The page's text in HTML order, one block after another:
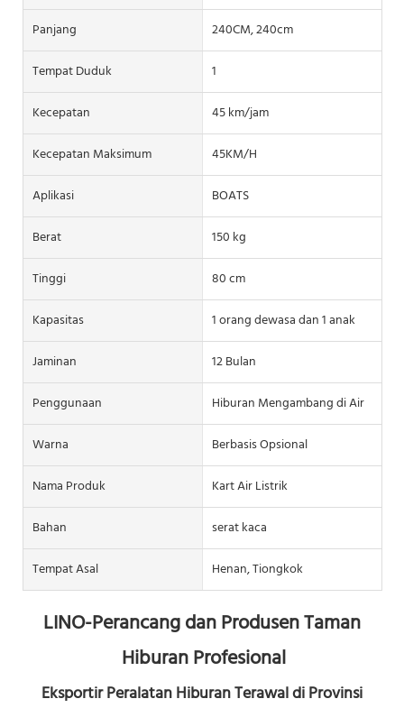
Panjang
240CM, 240cm
Tempat Duduk
1
Kecepatan
45 km/jam
Kecepatan Maksimum
45KM/H
Aplikasi
BOATS
Berat
150 kg
Tinggi
80 cm
Kapasitas
1 orang dewasa dan 1 anak
Jaminan
12 Bulan
Penggunaan
Hiburan Mengambang di Air
Warna
Berbasis Opsional
Nama Produk
Kart Air Listrik
Bahan
serat kaca
Tempat Asal
Henan, Tiongkok
LINO-Perancang dan Produsen Taman
Hiburan Profesional
Eksportir Peralatan Hiburan Terawal di Provinsi